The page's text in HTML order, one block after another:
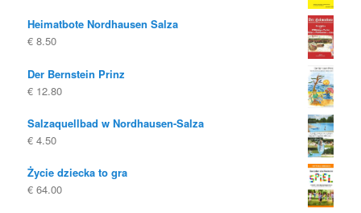
Heimatbote Nordhausen Salza
€ 8.50
Der Bernstein Prinz
€ 12.80
Salzaquellbad w Nordhausen-Salza
€ 4.50
Życie dziecka to gra
€ 64.00